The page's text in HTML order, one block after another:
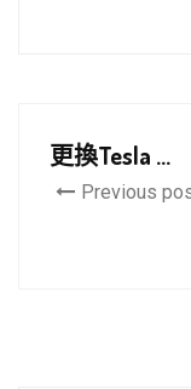
更換Tesla ...
Previous